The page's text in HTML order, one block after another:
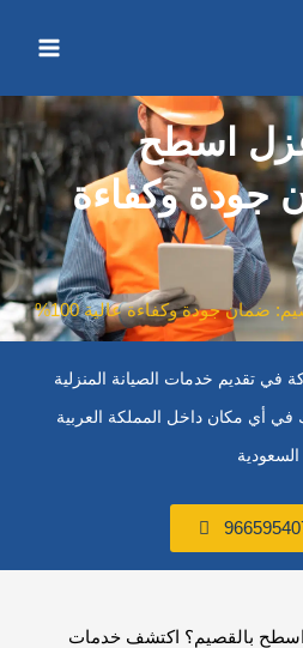
اسطح
جودة وكفاءة
جودة وكفاءة عالية 100%
في تقديم خدمات الصيانة المنزلية
في أي مكان داخل المملكة العربية
السعودية
بالقصيم؟ اكتشف خدمات